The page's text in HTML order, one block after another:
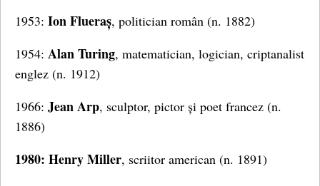
1953: Ion Flueraș, politician român (n. 1882)
1954: Alan Turing, matematician, logician, criptanalist
englez (n. 1912)
1966: Jean Arp, sculptor, pictor și poet francez (n.
1886)
1980: Henry Miller, scriitor american (n. 1891)